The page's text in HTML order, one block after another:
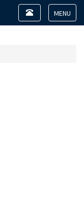
Toggle
Toggle
navigation